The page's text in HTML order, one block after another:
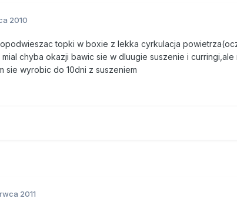
2010
topki w boxie z lekka cyrkulacja
chyba okazji bawic sie w dluugie suszenie i curringi,ale
sie wyrobic do 10dni z suszeniem
2011